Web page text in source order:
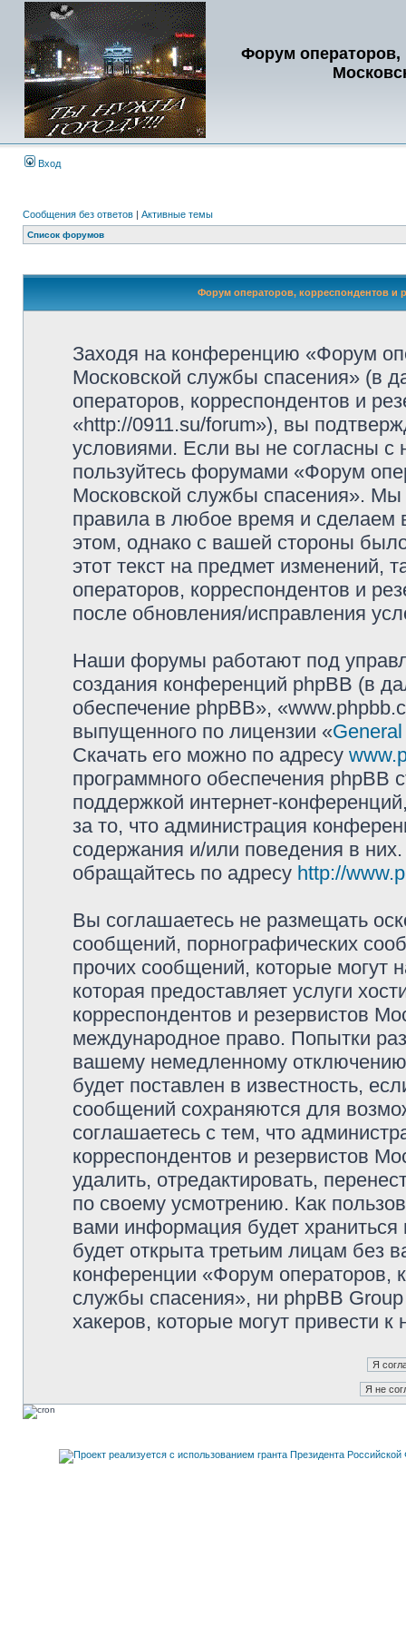
Форум операторов,
Вход
Сообщения без ответов | Активные темы
Список форумов
Форум операторов, корреспондентов и
Заходя на конференцию «Форум
Московской службы спасения» (в
операторов, корреспондентов и
«http://0911.su/forum»), вы
условиями. Если вы не согласны с
пользуйтесь форумами «Форум
Московской службы спасения». Мы
правила в любое время и сделаем
этом, однако с вашей стороны
этот текст на предмет изменений,
операторов, корреспондентов и
после обновления/исправления
Наши форумы работают под
создания конференций phpBB (в
обеспечение phpBB»,
выпущенного по лицензии «
Скачать его можно по адресу
программного обеспечения phpBB
поддержкой интернет-
за то, что администрация
содержания и/или поведения в
обращайтесь по адресу http://
Вы соглашаетесь не размещать
сообщений, порнографических
прочих сообщений, которые могут
которая предоставляет услуги
корреспондентов и резервистов
международное право. Попытки
вашему немедленному
будет поставлен в известность,
сообщений сохраняются для
соглашаетесь с тем, что
корреспондентов и резервистов
удалить, отредактировать,
по своему усмотрению. Как
вами информация будет
будет открыта третьим лицам без
конференции «Форум операторов,
службы спасения», ни phpBB
хакеров, которые могут привести